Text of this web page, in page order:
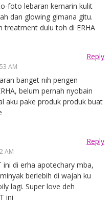
foto lebaran kemarin kulit
dan glowing gimana gitu.
treatment dulu toh di ERHA
AM
Reply
banget nih pengen
belum pernah nyobain
aku pake produk produk buat
AM
Reply
di erha apotechary mba,
berlebih di wajah ku
lagi. Super love deh
ini